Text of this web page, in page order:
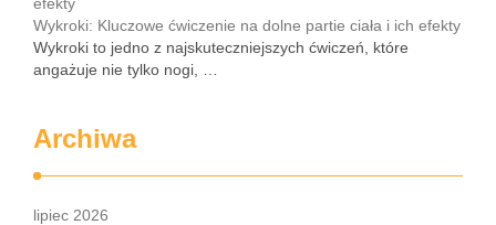
Wykroki: Kluczowe ćwiczenie na dolne partie ciała i ich efekty
Wykroki to jedno z najskuteczniejszych ćwiczeń, które
angażuje nie tylko nogi, …
Archiwa
lipiec 2026